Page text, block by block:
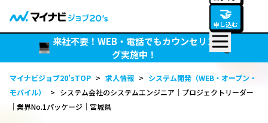
🤝
申し込む
来社不要！WEB・電話でもカウンセリン
グ実施中！
マイナビジョブ20’sTOP > 求人情報 > システム開発（WEB・オープン・
モバイル）
> システム会社のシステムエンジニア｜プロジェクトリーダー
｜業界No.1パッケージ｜宮城県